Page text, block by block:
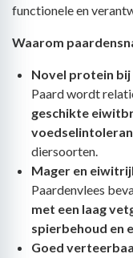
functionele en
Waarom
Novel protein
Paard wordt
geschikte
diersoorten.
Mager en
Paardenvlees
met een laag
spierbehoud en
Goed